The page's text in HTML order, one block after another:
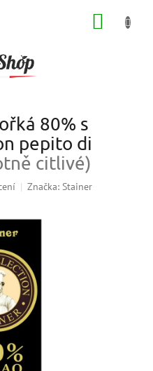
80% s
pepito di
citlivé)
Značka: Stainer